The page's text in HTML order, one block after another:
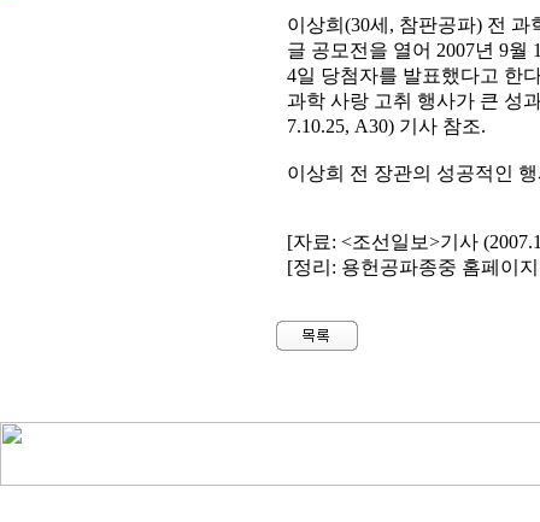
이상희(30세, 참판공파) 전
글 공모전을 열어 2007년 9월
4일 당첨자를 발표했다고 한
과학 사랑 고취 행사가 큰 성
7.10.25, A30) 기사 참조.
이상희 전 장관의 성공적인
[자료: <조선일보>기사
[정리: 용헌공파종중 홈페이